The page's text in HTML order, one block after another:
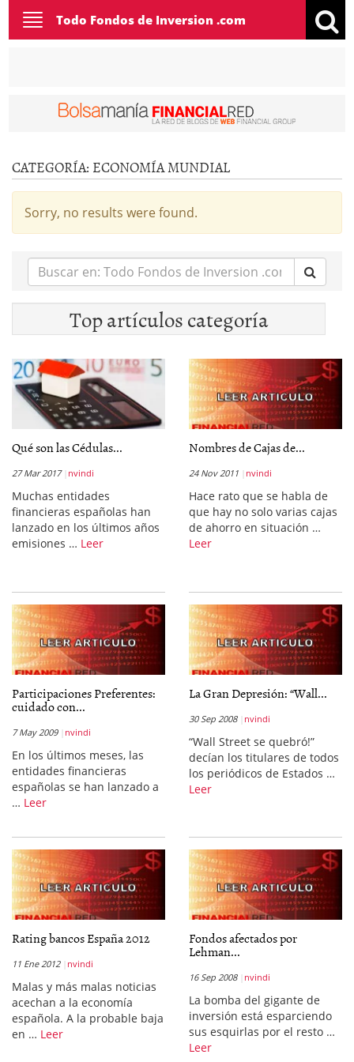
Toggle
navigation
Todo Fondos de Inversion .com
CATEGORÍA: ECONOMÍA MUNDIAL
Sorry, no results were found.
Buscar
en:
Top artículos categoría
Qué son las Cédulas...
27 Mar 2017 nvindi
Muchas entidades
financieras españolas han
lanzado en los últimos años
emisiones … Leer
Nombres de Cajas de...
24 Nov 2011 nvindi
Hace rato que se habla de
que hay no solo varias cajas
de ahorro en situación …
Leer
Participaciones Preferentes:
cuidado con...
7 May 2009 nvindi
En los últimos meses, las
entidades financieras
españolas se han lanzado a
… Leer
La Gran Depresión: “Wall...
30 Sep 2008 nvindi
“Wall Street se quebró!”
decían los titulares de todos
los periódicos de Estados …
Leer
Rating bancos España 2012
11 Ene 2012 nvindi
Malas y más malas noticias
acechan a la economía
española. A la probable baja
en … Leer
Fondos afectados por
Lehman...
16 Sep 2008 nvindi
La bomba del gigante de
inversión está esparciendo
sus esquirlas por el resto …
Leer